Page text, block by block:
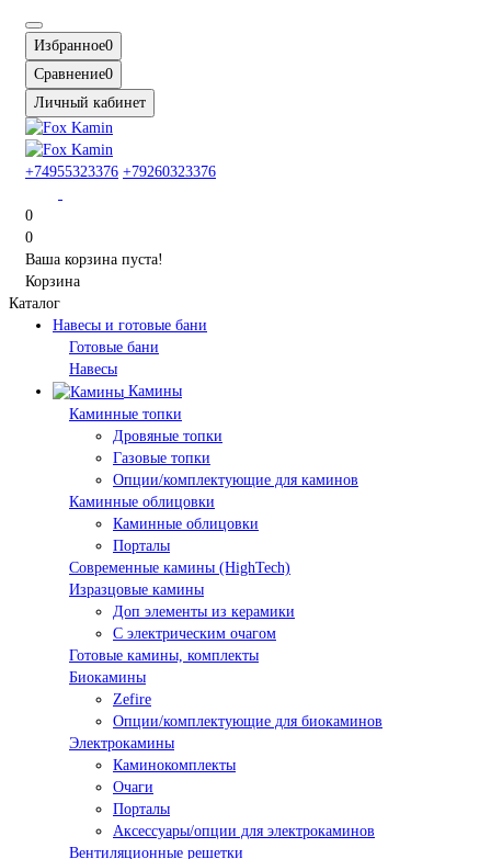
Избранное0
Сравнение0
Личный кабинет
+74955323376 +79260323376
0
0
Ваша корзина пуста!
Корзина
Каталог
Навесы и готовые бани
Готовые бани
Навесы
Камины
Каминные топки
Дровяные топки
Газовые топки
Опции/комплектующие для каминов
Каминные облицовки
Каминные облицовки
Порталы
Современные камины (HighTech)
Изразцовые камины
Доп элементы из керамики
С электрическим очагом
Готовые камины, комплекты
Биокамины
Zefire
Опции/комплектующие для биокаминов
Электрокамины
Каминокомплекты
Очаги
Порталы
Аксессуары/опции для электрокаминов
Вентиляционные решетки